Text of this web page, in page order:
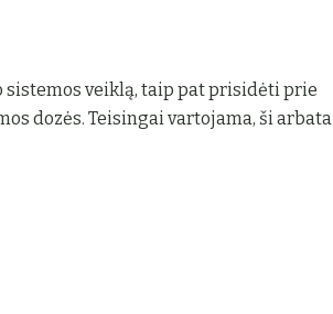
veiklą, taip pat prisidėti prie
dozės. Teisingai vartojama, ši arbata